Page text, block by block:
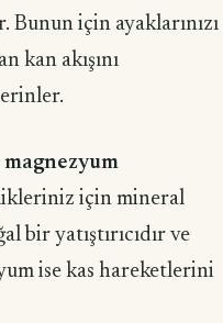
için ayaklarınızı
kan akışını
için mineral
bir yatıştırıcıdır ve
ise kas hareketlerini